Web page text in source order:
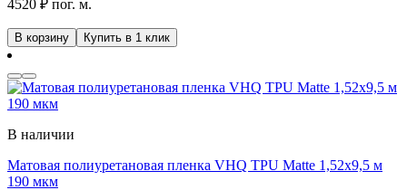
4520 ₽ пог. м.
В корзину Купить в 1 клик
В наличии
Матовая полиуретановая пленка VHQ TPU Matte 1,52х9,5 м
190 мкм